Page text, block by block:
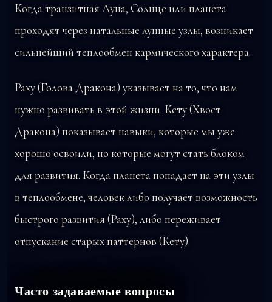
Когда транзитная Луна, Солнце или планета
проходят через натальные лунные узлы, возникает
сильнейший теплообмен кармического характера.
Раху (Голова Дракона) указывает на то, что нам
нужно развивать в этой жизни. Кету (Хвост
Дракона) показывает навыки, которые мы уже
хорошо освоили, но которые могут стать блоком
для развития. Когда планета попадает на эти узлы
в теплообмене, человек либо получает возможность
быстрого развития (Раху), либо переживает
отпускание старых паттернов (Кету).
Часто задаваемые вопросы